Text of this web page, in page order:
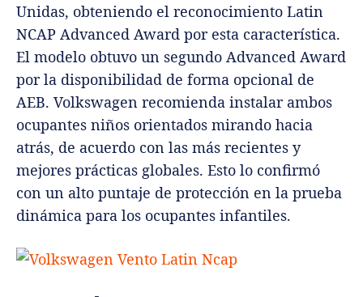
Unidas, obteniendo el reconocimiento Latin
NCAP Advanced Award por esta característica.
El modelo obtuvo un segundo Advanced Award
por la disponibilidad de forma opcional de
AEB. Volkswagen recomienda instalar ambos
ocupantes niños orientados mirando hacia
atrás, de acuerdo con las más recientes y
mejores prácticas globales. Esto lo confirmó
con un alto puntaje de protección en la prueba
dinámica para los ocupantes infantiles.